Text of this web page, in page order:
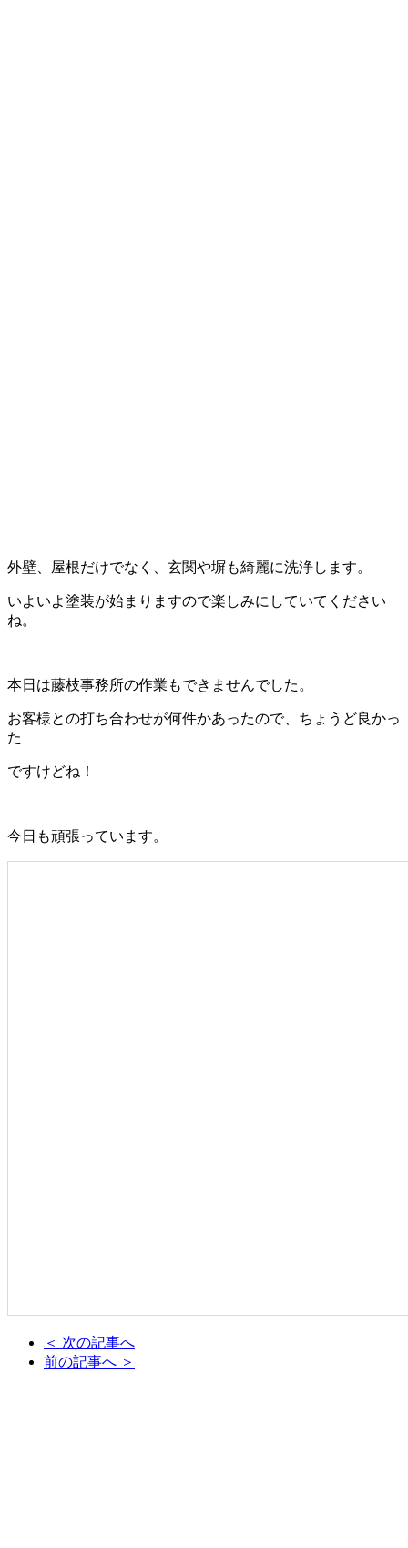
外壁、屋根だけでなく、玄関や塀も綺麗に洗浄します。
いよいよ塗装が始まりますので楽しみにしていてください
ね。
本日は藤枝事務所の作業もできませんでした。
お客様との打ち合わせが何件かあったので、ちょうど良かっ
た
ですけどね！
今日も頑張っています。
＜ 次の記事へ
前の記事へ ＞